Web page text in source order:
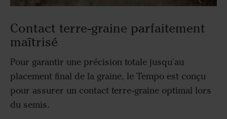
Contact terre-graine parfaitement
maîtrisé
Pour garantir une précision totale jusqu'au
placement final de la graine, le Tempo est conçu
pour assurer un contact terre-graine optimal lors
du semis.